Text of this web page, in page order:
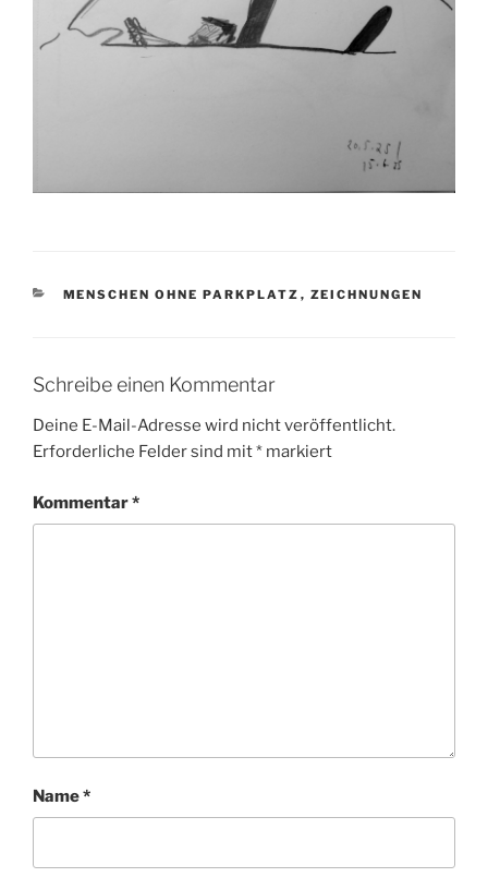
KATEGORIEN
MENSCHEN OHNE PARKPLATZ , ZEICHNUNGEN
Schreibe einen Kommentar
Deine E-Mail-Adresse wird nicht veröffentlicht.
Erforderliche Felder sind mit* markiert
Kommentar*
Name*